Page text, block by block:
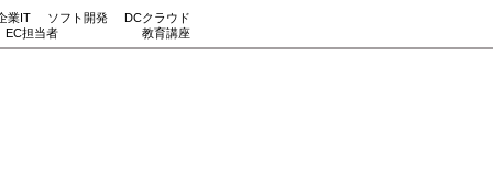
業IT ソフト開発
DCクラウド
EC担当者 教育講座